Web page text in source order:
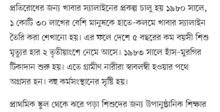
প্রতিরোধের জন্য খাবার স্যালাইনের প্রকল্প চালু হয় ১৯৮০ সালে,
১ কোটি ৩০ লাখের বেশি মানুষকে হাতে–কলমে খাবার স্যালাইন
তৈরি করা শেখানো হয়। এর ফলে দেশে ৫ বছরের কম বয়সী শিশু
মৃত্যুর হার ২ তৃতীয়াংশে নেমে আসে। ১৯৮৩ সালে হাঁস–মুরগির
টিকাদান শুরু হয়। এতে গ্রামীণ নারীরা স্বাবলম্বী হওয়ার পথে
অগ্রসর হন। বহু কর্মসংস্থানের সৃষ্টি হয়।
প্রাথমিক স্কুল থেকে ঝরে পড়া শিশুদের জন্য উপানুষ্ঠানিক শিক্ষার